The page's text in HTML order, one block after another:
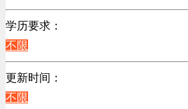
不限
机械制造/仪器仪表类
计算机硬件类
销售管理类
计算机软件类
学历要求：
不限
更新时间：
不限